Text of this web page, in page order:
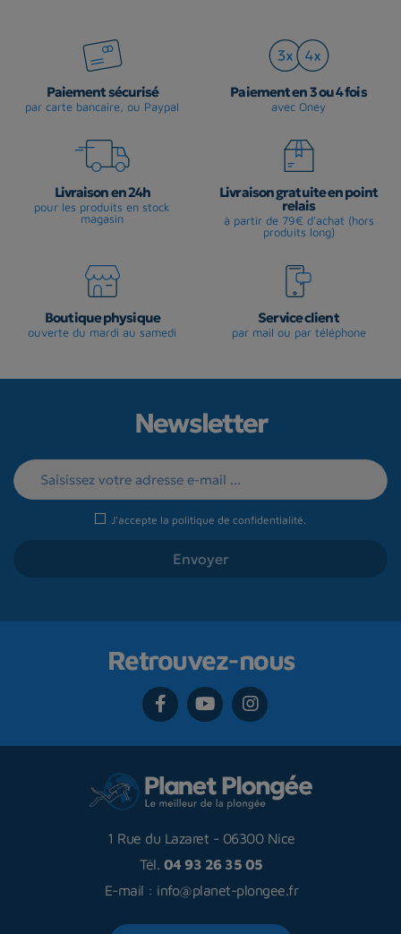
Paiement sécurisé
par carte bancaire, ou Paypal
Paiement en 3 ou 4 fois
avec Oney
Livraison en 24h
pour les produits en stock
magasin
Livraison gratuite en point
relais
à partir de 79€ d'achat (hors
produits long)
Boutique physique
ouverte du mardi au samedi
Service client
par mail ou par téléphone
Newsletter
J'accepte la politique de confidentialité
Retrouvez-nous
1 Rue du Lazaret - 06300 Nice
Tél. 04 93 26 35 05
E-mail : info@planet-plongee.fr